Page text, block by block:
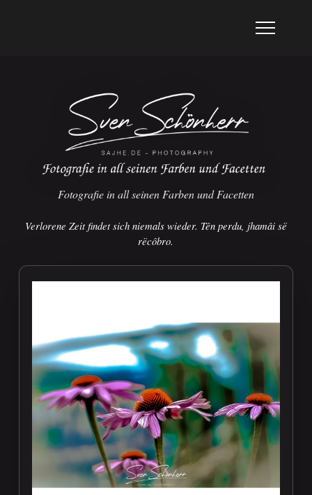
Fotografie in all seinen Farben und Facetten
Verlorene Zeit findet sich niemals wieder. Tên perdu, jhamâi së
rëcôbro.